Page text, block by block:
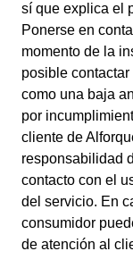
sí que explica el
Ponerse en
momento de la
posible
como una baja
por
cliente de
responsabilidad
contacto con el
del servicio. En
consumidor
de atención al